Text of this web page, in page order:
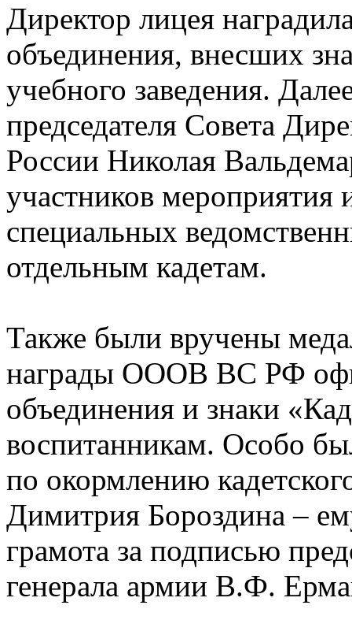
Директор лицея
объединения, внесших
учебного заведения.
председателя Совета
России Николая
участников мероприятия
специальных
отдельным кадетам.
Также были вручены
награды ОООВ ВС РФ
объединения и знаки
воспитанникам. Особо
по окормлению
Димитрия Бороздина –
грамота за подписью
генерала армии В.Ф.